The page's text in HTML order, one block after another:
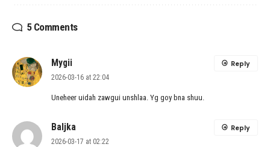
5 Comments
Mygii
2026-03-16 at 22:04
Uneheer uidah zawgui unshlaa. Yg goy bna shuu.
Reply
Baljka
2026-03-17 at 02:22
Reply